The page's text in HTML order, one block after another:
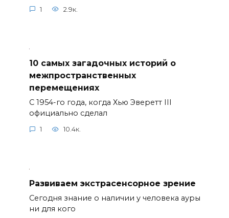
1 2.9к.
10 самых загадочных историй о
межпространственных
перемещениях
С 1954-го года, когда Хью Эверетт III
официально сделал
1 10.4к.
Развиваем экстрасенсорное зрение
Сегодня знание о наличии у человека ауры
ни для кого